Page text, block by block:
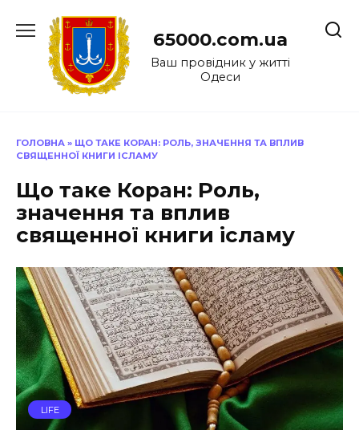
до
65000.com.ua
Ваш провідник у житті
Одеси
ГОЛОВНА » ЩО ТАКЕ КОРАН: РОЛЬ, ЗНАЧЕННЯ ТА ВПЛИВ
СВЯЩЕННОЇ КНИГИ ІСЛАМУ
Що таке Коран: Роль,
значення та вплив
священної книги ісламу
LIFE